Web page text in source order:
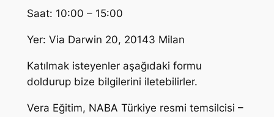
Saat: 10:00 – 15:00
Yer: Via Darwin 20, 20143 Milan
Katılmak isteyenler aşağıdaki formu
doldurup bize bilgilerini iletebilirler.
Vera Eğitim, NABA Türkiye resmi temsilcisi –